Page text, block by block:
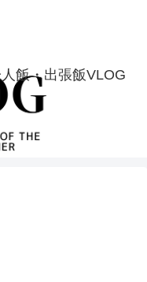
飯・出張飯VLOG